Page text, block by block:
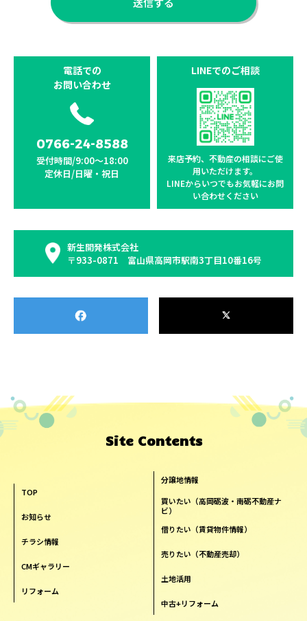
電話での
お問い合わせ
0766-24-8588
受付時間/9:00〜18:00
定休日/日曜・祝日
LINEでのご相談
来店予約、不動産の相談にご使
用いただけます。
LINEからいつでもお気軽にお問
い合わせください
新生開発株式会社
〒933-0871 富山県高岡市駅南3丁目10番16号
Site Contents
TOP
お知らせ
チラシ情報
CMギャラリー
リフォーム
分譲地情報
買いたい（高岡砺波・南砺不動産ナ
ビ）
借りたい（賃貸物件情報）
売りたい（不動産売却）
土地活用
中古+リフォーム